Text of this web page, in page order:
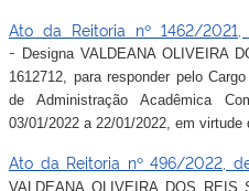
Ato da Reitoria nº 1462/
- Designa VALDEANA OLIVEIRA
1612712, para responder pelo
de Administração Acadêmica
03/01/2022 a 22/01/2022, em virtude
Ato da Reitoria nº 496/2022,
VALDEANA OLIVEIRA DOS REIS